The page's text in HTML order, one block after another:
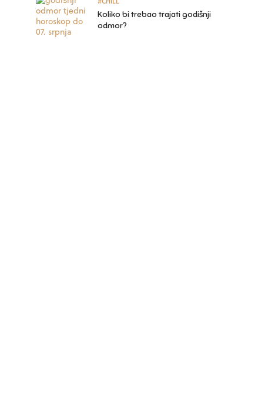
Koliko bi trebao trajati godišnji
odmor?